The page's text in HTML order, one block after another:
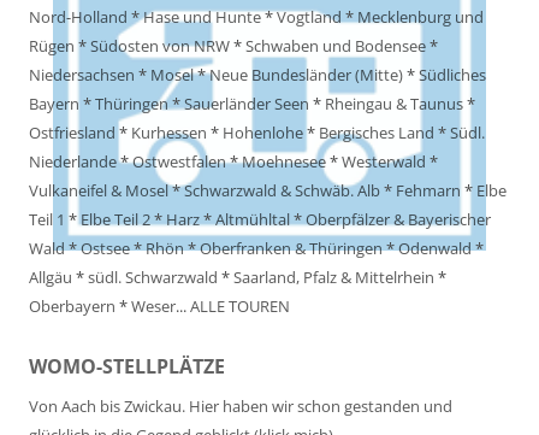
Nord-Holland *Hase und Hunte*Vogtland*Mecklenburg und
Rügen *Südosten von NRW*Schwaben und Bodensee*
Niedersachsen * Mosel*Neue Bundesländer (Mitte)*Südliches
Bayern *Thüringen*Sauerländer Seen * Rheingau & Taunus*
Ostfriesland * Kurhessen * Hohenlohe* Bergisches Land *Südl.
Niederlande*Ostwestfalen*Moehnesee*Westerwald *
Vulkaneifel & Mosel*Schwarzwald & Schwäb. Alb* Fehmarn * Elbe
Teil 1 *Elbe Teil 2*Harz*Altmühltal*Oberpfälzer & Bayerischer
Wald*Ostsee*Rhön*Oberfranken & Thüringen*Odenwald*
Allgäu *südl. Schwarzwald *Saarland, Pfalz & Mittelrhein *
Oberbayern *Weser...ALLE TOUREN
WOMO-STELLPLÄTZE
Von Aach bis Zwickau. Hier haben wir schon gestanden und